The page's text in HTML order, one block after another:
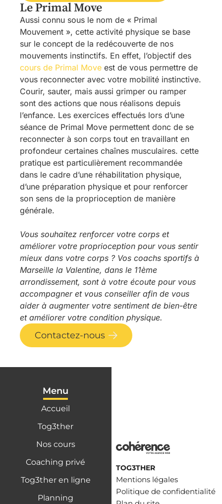
Le Primal Move
Aussi connu sous le nom de « Primal
Mouvement », cette activité physique se base
sur le concept de la redécouverte de nos
mouvements instinctifs. En effet, l’objectif des
cours de Primal Move est de vous permettre de
vous reconnecter avec votre mobilité instinctive.
Courir, sauter, mais aussi grimper ou ramper
sont des actions que nous réalisons depuis
l’enfance. Les exercices effectués lors d’une
séance de Primal Move permettent donc de se
reconnecter à son corps tout en travaillant en
profondeur certaines chaînes musculaires. cette
pratique est particulièrement recommandée
dans le cadre d’une réhabilitation physique,
d’une préparation physique et pour renforcer
son sens de la proprioception de manière
générale.
Vous souhaitez renforcer votre corps et
améliorer votre proprioception pour vous sentir
mieux dans votre corps ? Vos coachs sportifs à
Marseille la Valentine, dans le 11ème
arrondissement, sont à votre écoute pour vous
accompagner et vous conseiller afin de vous
aider à augmenter votre sentiment de bien-être
et améliorer votre condition physique.
Contactez-nous
Menu
Accueil
Tog3ther
Nos cours
Coaching privé
Tog3ther en ligne
Planning
TOG3THER
Mentions légales
Politique de confidentialité